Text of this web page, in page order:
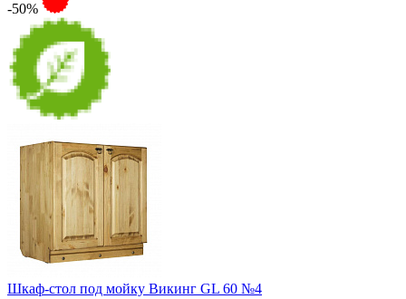
-50%
Шкаф-стол под мойку Викинг GL 60 №4